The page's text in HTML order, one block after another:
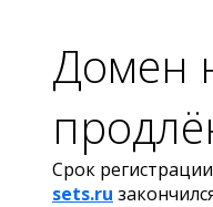
Домен
Срок
sets.ru